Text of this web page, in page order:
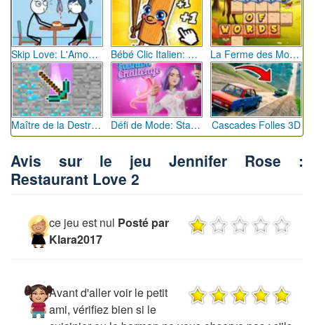
Skip Love: L'Amour en Péril Bébé Clic Italien: La Folie des Petits Bambins La Ferme des Mots - Cultivez votre Vocabulaire
Maître de la Destruction: Fusion de Pioches Défi de Mode: Star du Podium Cascades Folles 3D
Avis sur le jeu Jennifer Rose :
Restaurant Love 2
ce jeu est nul Posté par
Klara2017
Avant d'aller voir le petit
ami, vérifiez bien si le